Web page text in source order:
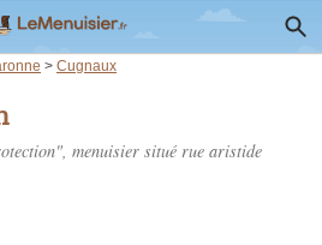
> Cugnaux
menuisier situé rue aristide